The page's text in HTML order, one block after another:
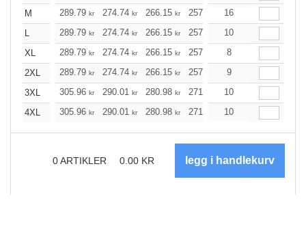
M
289.79 kr 274.74 kr 266.15 kr 257.57 244.74
16
L
289.79 kr 274.74 kr 266.15 kr 257.57 244.74
10
XL
289.79 kr 274.74 kr 266.15 kr 257.57
8
2XL
289.79 kr 274.74 kr 266.15 kr 257.57
9
3XL
305.96 kr 290.01 kr 280.98 kr 271.95 258.35
10
4XL
305.96 kr 290.01 kr 280.98 kr 271.95 258.35
10
0ARTIKLER 0.00 KR